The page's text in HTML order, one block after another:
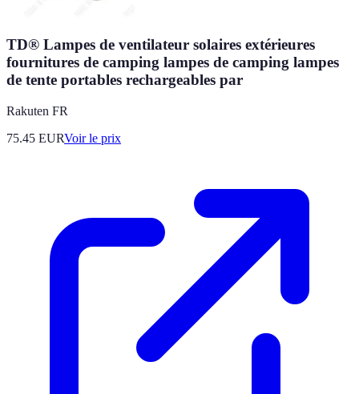
TD® Lampes de ventilateur solaires extérieures
fournitures de camping lampes de camping lampes
de tente portables rechargeables par
Rakuten FR
75.45 EURVoir le prix